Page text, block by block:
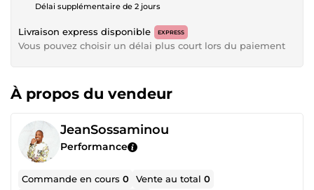
Délai supplémentaire de 2 jours
Livraison express disponible EXPRESS
Vous pouvez choisir un délai plus court lors du paiement
À propos du vendeur
JeanSossaminou
Performance
Commande en cours0 Vente au total0